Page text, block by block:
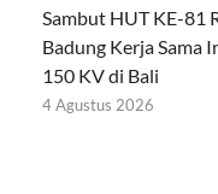
Sambut HUT KE-81
Badung Kerja
150 KV di Bali
4 Agustus 2026